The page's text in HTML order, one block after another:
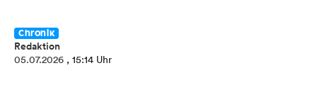
Chronik
Redaktion
05.07.2026 , 15:14 Uhr